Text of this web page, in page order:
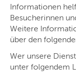
Informationen
Besucherinnen
Weitere
über den
Wer unsere
unter folgendem